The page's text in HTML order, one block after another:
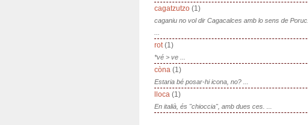
cagatzutzo (1)
caganiu no vol dir Cagacalces amb lo sens de Poruc.
rot(1)
*vé > ve ...
còna (1)
Estaria bé posar-hi icona, no? ...
lloca (1)
En italià, és "chioccia", amb dues ces. ...